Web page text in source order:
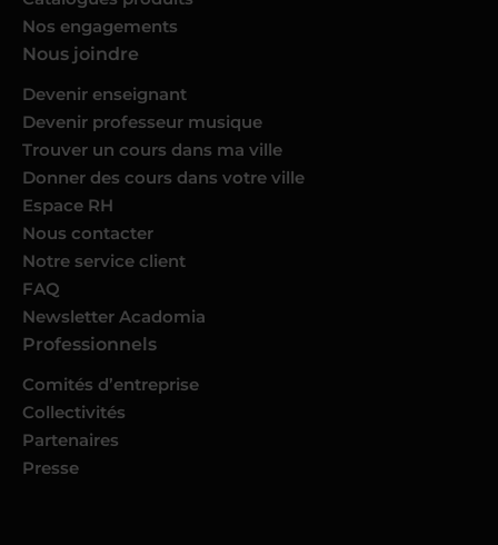
Nos engagements
Nous joindre
Devenir enseignant
Devenir professeur musique
Trouver un cours dans ma ville
Donner des cours dans votre ville
Espace RH
Nous contacter
Notre service client
FAQ
Newsletter Acadomia
Professionnels
Comités d’entreprise
Collectivités
Partenaires
Presse